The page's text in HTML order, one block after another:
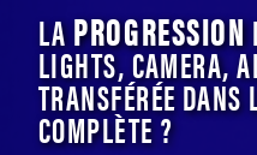
LAPROGRESSION
LIGHTS, CAMERA,
TRANSFÉRÉE
COMPLÈTE ?